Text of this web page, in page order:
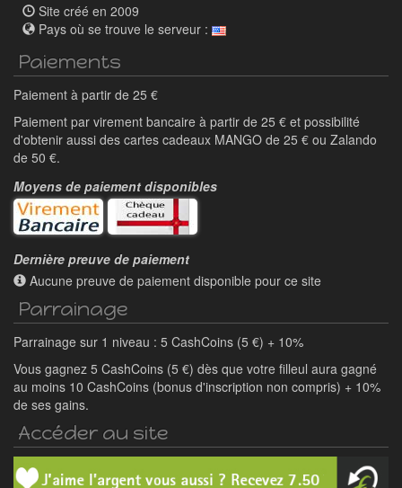
Site créé en 2009
Pays où se trouve le serveur :
Paiements
Paiement à partir de 25 €
Paiement par virement bancaire à partir de 25 € et possibilité
d'obtenir aussi des cartes cadeaux MANGO de 25 € ou Zalando
de 50 €.
Moyens de paiement disponibles
Dernière preuve de paiement
Aucune preuve de paiement disponible pour ce site
Parrainage
Parrainage sur 1 niveau : 5 CashCoins (5 €) + 10%
Vous gagnez 5 CashCoins (5 €) dès que votre filleul aura gagné
au moins 10 CashCoins (bonus d'inscription non compris) + 10%
de ses gains.
Accéder au site